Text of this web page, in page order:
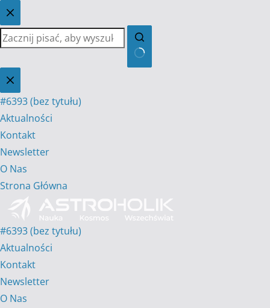
Przejdź
do
treści
Brak
wyników
#6393 (bez tytułu)
Aktualności
Kontakt
Newsletter
O Nas
Strona Główna
#6393 (bez tytułu)
Aktualności
Kontakt
Newsletter
O Nas